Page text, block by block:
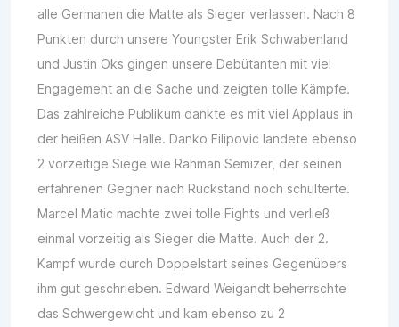
alle Germanen die Matte als Sieger verlassen. Nach 8
Punkten durch unsere Youngster Erik Schwabenland
und Justin Oks gingen unsere Debütanten mit viel
Engagement an die Sache und zeigten tolle Kämpfe.
Das zahlreiche Publikum dankte es mit viel Applaus in
der heißen ASV Halle. Danko Filipovic landete ebenso
2 vorzeitige Siege wie Rahman Semizer, der seinen
erfahrenen Gegner nach Rückstand noch schulterte.
Marcel Matic machte zwei tolle Fights und verließ
einmal vorzeitig als Sieger die Matte. Auch der 2.
Kampf wurde durch Doppelstart seines Gegenübers
ihm gut geschrieben. Edward Weigandt beherrschte
das Schwergewicht und kam ebenso zu 2